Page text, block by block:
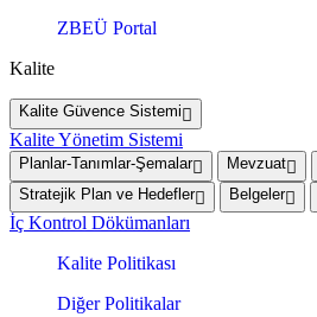
ZBEÜ Portal
Kalite
Kalite Güvence Sistemi
Kalite Yönetim Sistemi
Planlar-Tanımlar-Şemalar Mevzuat
Stratejik Plan ve Hedefler
Belgeler
İç Kontrol Dökümanları
Kalite Politikası
Diğer Politikalar